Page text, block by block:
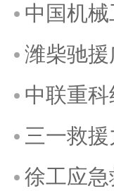
中国机
潍柴驰
中联重
三一救
徐工应急